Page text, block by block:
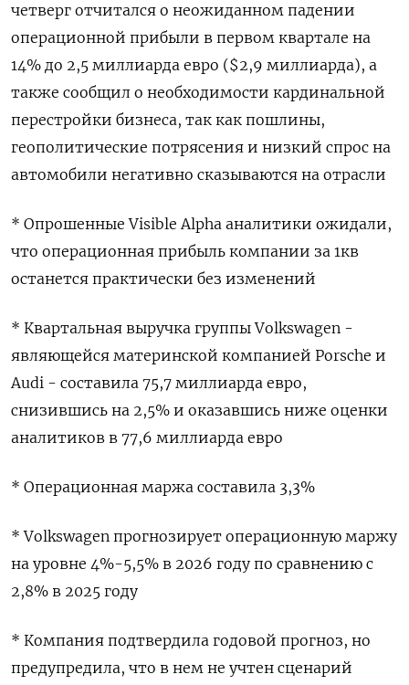
четверг отчитался о неожиданном падении
операционной ‌прибыли в первом квартале на
14% до 2,5 миллиарда евро ($2,9 миллиарда), а
также ​сообщил о необходимости ​кардинальной ​
перестройки бизнеса, ⁠так как пошлины,
геополитические ‌потрясения и низкий ‌спрос на
автомобили негативно сказываются на отрасли
* Опрошенные ​Visible Alpha аналитики ожидали,
‌что операционная прибыль компании за 1кв ​
останется практически без изменений
* Квартальная выручка ‌группы Volkswagen -
являющейся материнской компанией Porsche и
Audi - составила 75,7 миллиарда евро, ​
снизившись на ​2,5% ‌и оказавшись ниже оценки
аналитиков ​в 77,6 миллиарда евро
* Операционная маржа составила 3,3%
* Volkswagen прогнозирует операционную маржу
на уровне 4%-5,5% в 2026 году по сравнению с
2,8% в 2025 ​году
* Компания ⁠подтвердила годовой прогноз, но
предупредила, что в нем ‌не учтен сценарий